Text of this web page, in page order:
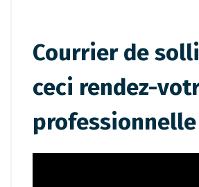
Courrier de
ceci rendez-
professionnelle